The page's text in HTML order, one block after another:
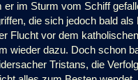
im Sturm vom Schiff
die sich jedoch bald
Flucht vor dem
wieder dazu. Doch schon
Tristans, die